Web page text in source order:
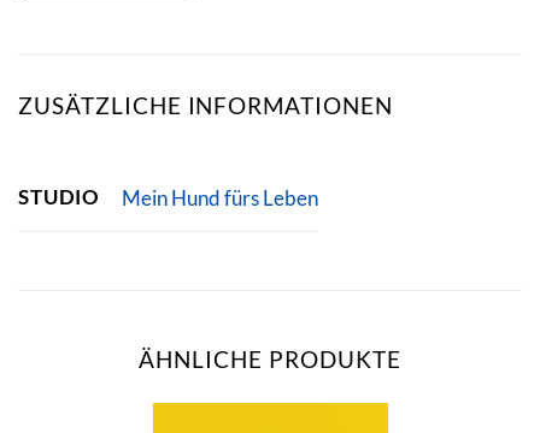
ZUSÄTZLICHE INFORMATIONEN
STUDIO Mein Hund fürs Leben
ÄHNLICHE PRODUKTE